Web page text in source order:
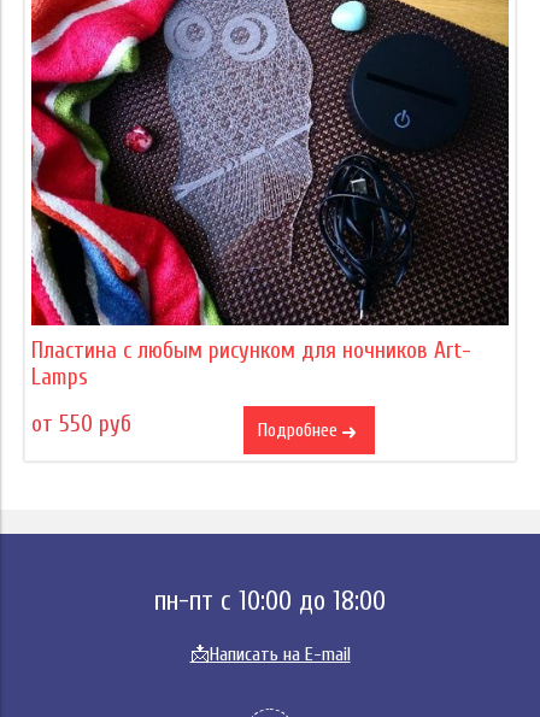
Пластина с любым рисунком для ночников Art-
Lamps
от 550 руб
Подробнее
пн-пт с 10:00 до 18:00
📩Написать на E-mail